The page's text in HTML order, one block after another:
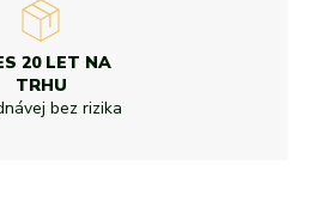
20 LET NA
TRHU
bez rizika